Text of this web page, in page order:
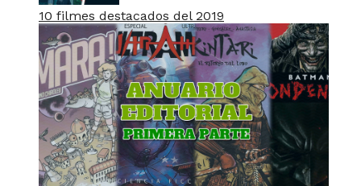
10 filmes destacados del 2019